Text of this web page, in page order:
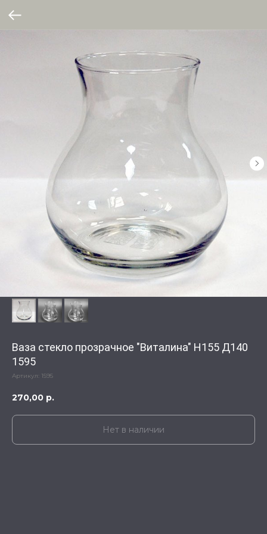
Ваза стекло прозрачное "Виталина" Н155 Д140
1595
Артикул: 1595
270,00 р.
Нет в наличии